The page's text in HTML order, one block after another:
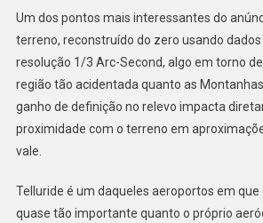
Um dos pontos mais interessantes do
terreno, reconstruído do zero usando dados
resolução 1/3 Arc-Second, algo em torno
região tão acidentada quanto as
ganho de definição no relevo impacta
proximidade com o terreno em
vale.
Telluride é um daqueles aeroportos em que
quase tão importante quanto o próprio